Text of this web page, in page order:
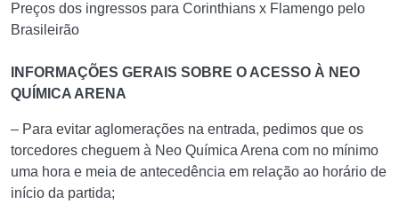
Preços dos ingressos para Corinthians x Flamengo pelo
Brasileirão
INFORMAÇÕES GERAIS SOBRE O ACESSO À NEO
QUÍMICA ARENA
– Para evitar aglomerações na entrada, pedimos que os
torcedores cheguem à Neo Química Arena com no mínimo
uma hora e meia de antecedência em relação ao horário de
início da partida;